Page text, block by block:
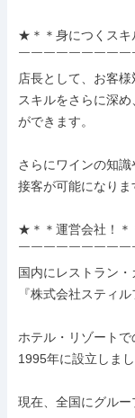
★＊＊身につくス
￣￣￣￣￣￣￣￣￣
店長として、お客
スキルをさらに深
ができます。
さらにワインの知
接客が可能になりま
★＊＊運営会社！
￣￣￣￣￣￣￣￣￣
国内にレストラン
『株式会社スティ
ホテル・リゾート
1995年に設立しまし
現在、全国にグルー